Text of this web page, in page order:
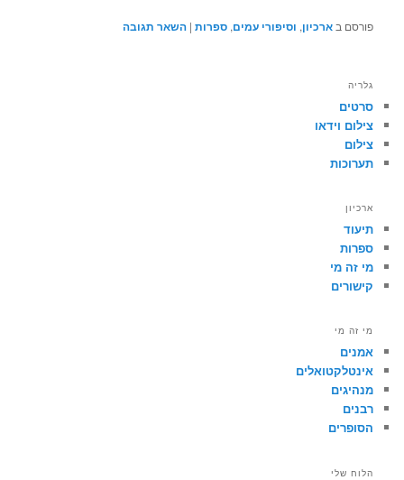
פורסם בארכיון, וסיפורי עמים,ספרות |השאר תגובה
גלריה
סרטים
צילום וידאו
צילום
תערוכות
ארכיון
תיעוד
ספרות
מי זה מי
קישורים
מי זה מי
אמנים
אינטלקטואלים
מנהיגים
רבנים
הסופרים
הלוח שלי